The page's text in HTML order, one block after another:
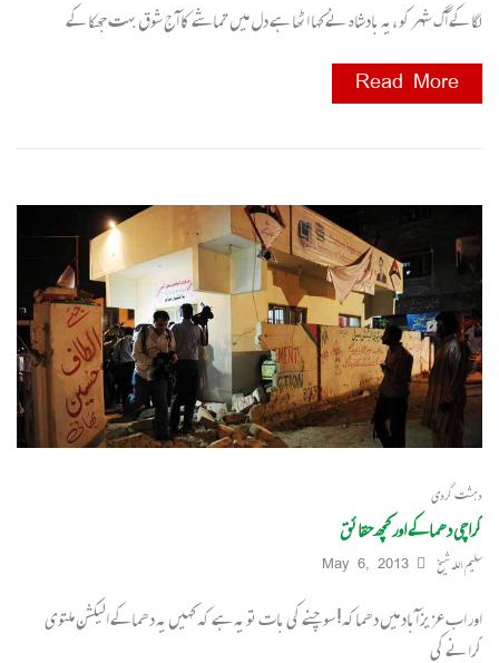
لگا کے آگ شہر کو ،یہ بادشاہ نے کہا اٹھا ہے دل میں تماشے کا آج شوق بہت جھکا کے
Read More
دہشت گردی
کراچی دھماکے اور کچھ حقائق
سلیم اللہ شیخ May 6, 2013
اور اب عزیز آباد میں دھماکہ! سوچنے کی بات تو یہ ہے کہ کہیں یہ دھماکے الیکشن ملتوی
کرانے کی